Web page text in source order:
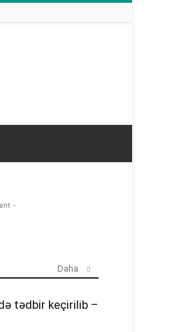
-
Daha
tədbir keçirilib –